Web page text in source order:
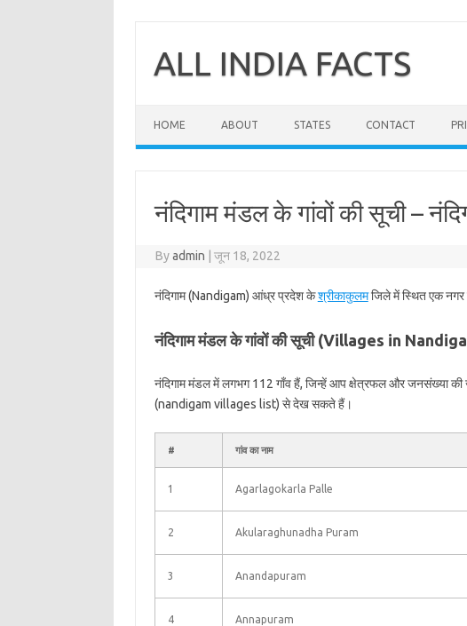
contentALL INDIA FACTS
HOME ABOUT STATES CONTACT
नंदिगाम मंडल के गांवों की सूची –
Byadmin जून 18, 2022
नंदिगाम (Nandigam) आंध्र प्रदेश केश्रीकाकुलमजिले में स्थित एक नगर
नंदिगाम मंडल के गांवों की सूची (Villages in
नंदिगाम मंडल में लगभग 112 गाँव हैं, जिन्हें आप क्षेत्रफल और जनसंख्या की
(nandigam villages list) से देख सकते हैं।
# गांव का नाम
1 Agarlagokarla Palle
2 Akularaghunadha Puram
3 Anandapuram
4 Annapuram